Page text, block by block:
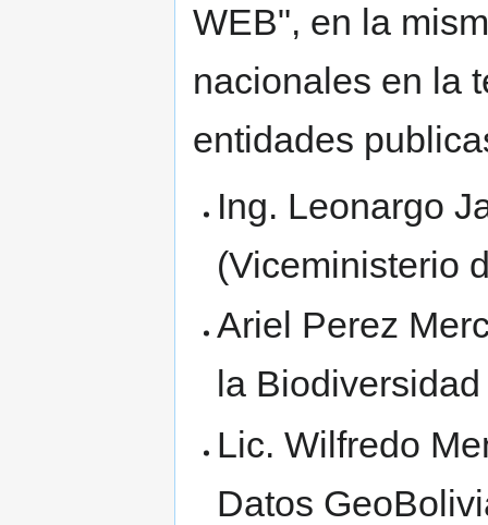
WEB", en la
nacionales en la
entidades
Ing. Leonargo
(Viceministerio
Ariel Perez
la
Lic. Wilfredo
Datos